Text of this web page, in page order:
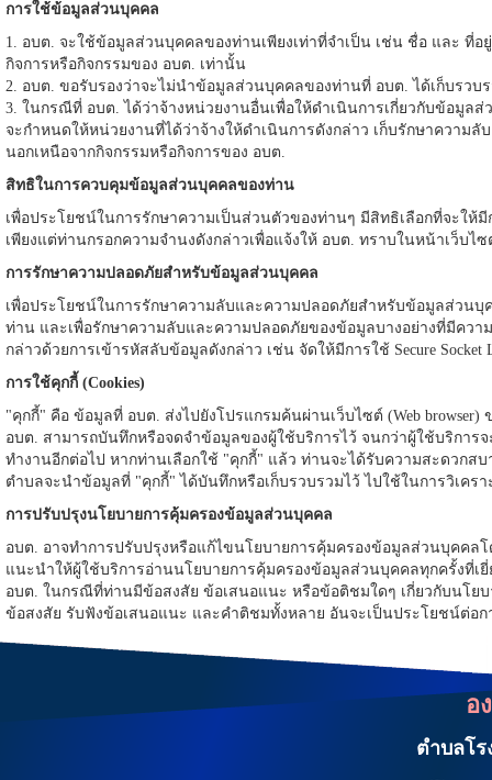
การใช้ข้อมูลส่วนบุคคล
1. อบต. จะใช้ข้อมูลส่วนบุคคลของท่านเพียงเท่าที่จำเป็น เช่น ชื่อ และ ที่
กิจการหรือกิจกรรมของ อบต. เท่านั้น
2. อบต. ขอรับรองว่าจะไม่นำข้อมูลส่วนบุคคลของท่านที่ อบต. ได้เก็บรว
3. ในกรณีที่ อบต. ได้ว่าจ้างหน่วยงานอื่นเพื่อให้ดำเนินการเกี่ยวกับข้อมูล
จะกำหนดให้หน่วยงานที่ได้ว่าจ้างให้ดำเนินการดังกล่าว เก็บรักษาควา
นอกเหนือจากกิจกรรมหรือกิจการของ อบต.
สิทธิในการควบคุมข้อมูลส่วนบุคคลของท่าน
เพื่อประโยชน์ในการรักษาความเป็นส่วนตัวของท่านๆ มีสิทธิเลือกที่จะใ
เพียงแต่ท่านกรอกความจำนงดังกล่าวเพื่อแจ้งให้ อบต. ทราบในหน้าเว็บไ
การรักษาความปลอดภัยสำหรับข้อมูลส่วนบุคคล
เพื่อประโยชน์ในการรักษาความลับและความปลอดภัยสำหรับข้อมูลส่วน
ท่าน และเพื่อรักษาความลับและความปลอดภัยของข้อมูลบางอย่างที่มีคว
กล่าวด้วยการเข้ารหัสลับข้อมูลดังกล่าว เช่น จัดให้มีการใช้ Secure Socket
การใช้คุกกี้ (Cookies)
"คุกกี้" คือ ข้อมูลที่ อบต. ส่งไปยังโปรแกรมค้นผ่านเว็บไซต์ (Web
อบต. สามารถบันทึกหรือจดจำข้อมูลของผู้ใช้บริการไว้ จนกว่าผู้ใช้บริกา
ทำงานอีกต่อไป หากท่านเลือกใช้ "คุกกี้" แล้ว ท่านจะได้รับความสะดวกส
ตำบลจะนำข้อมูลที่ "คุกกี้" ได้บันทึกหรือเก็บรวบรวมไว้ ไปใช้ในการวิเค
การปรับปรุงนโยบายการคุ้มครองข้อมูลส่วนบุคคล
อบต. อาจทำการปรับปรุงหรือแก้ไขนโยบายการคุ้มครองข้อมูลส่วนบุคคล
แนะนำให้ผู้ใช้บริการอ่านนโยบายการคุ้มครองข้อมูลส่วนบุคคลทุกครั้งที่
อบต. ในกรณีที่ท่านมีข้อสงสัย ข้อเสนอแนะ หรือข้อติชมใดๆ เกี่ยวกับนโ
ข้อสงสัย รับฟังข้อเสนอแนะ และคำติชมทั้งหลาย อันจะเป็นประโยชน์ต่อก
อ
ตำบลโร